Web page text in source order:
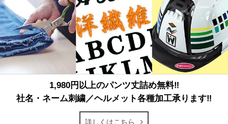
1,980円以上のパンツ丈詰め無料‼
社名・ネーム刺繍／ヘルメット各種加工承ります‼
詳しくはこちら